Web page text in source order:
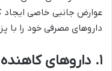
عوارض جانبی خاصی ایجاد
داروهای مصرفی خود را با
۱. داروهای کاهنده پتاسیم خون: